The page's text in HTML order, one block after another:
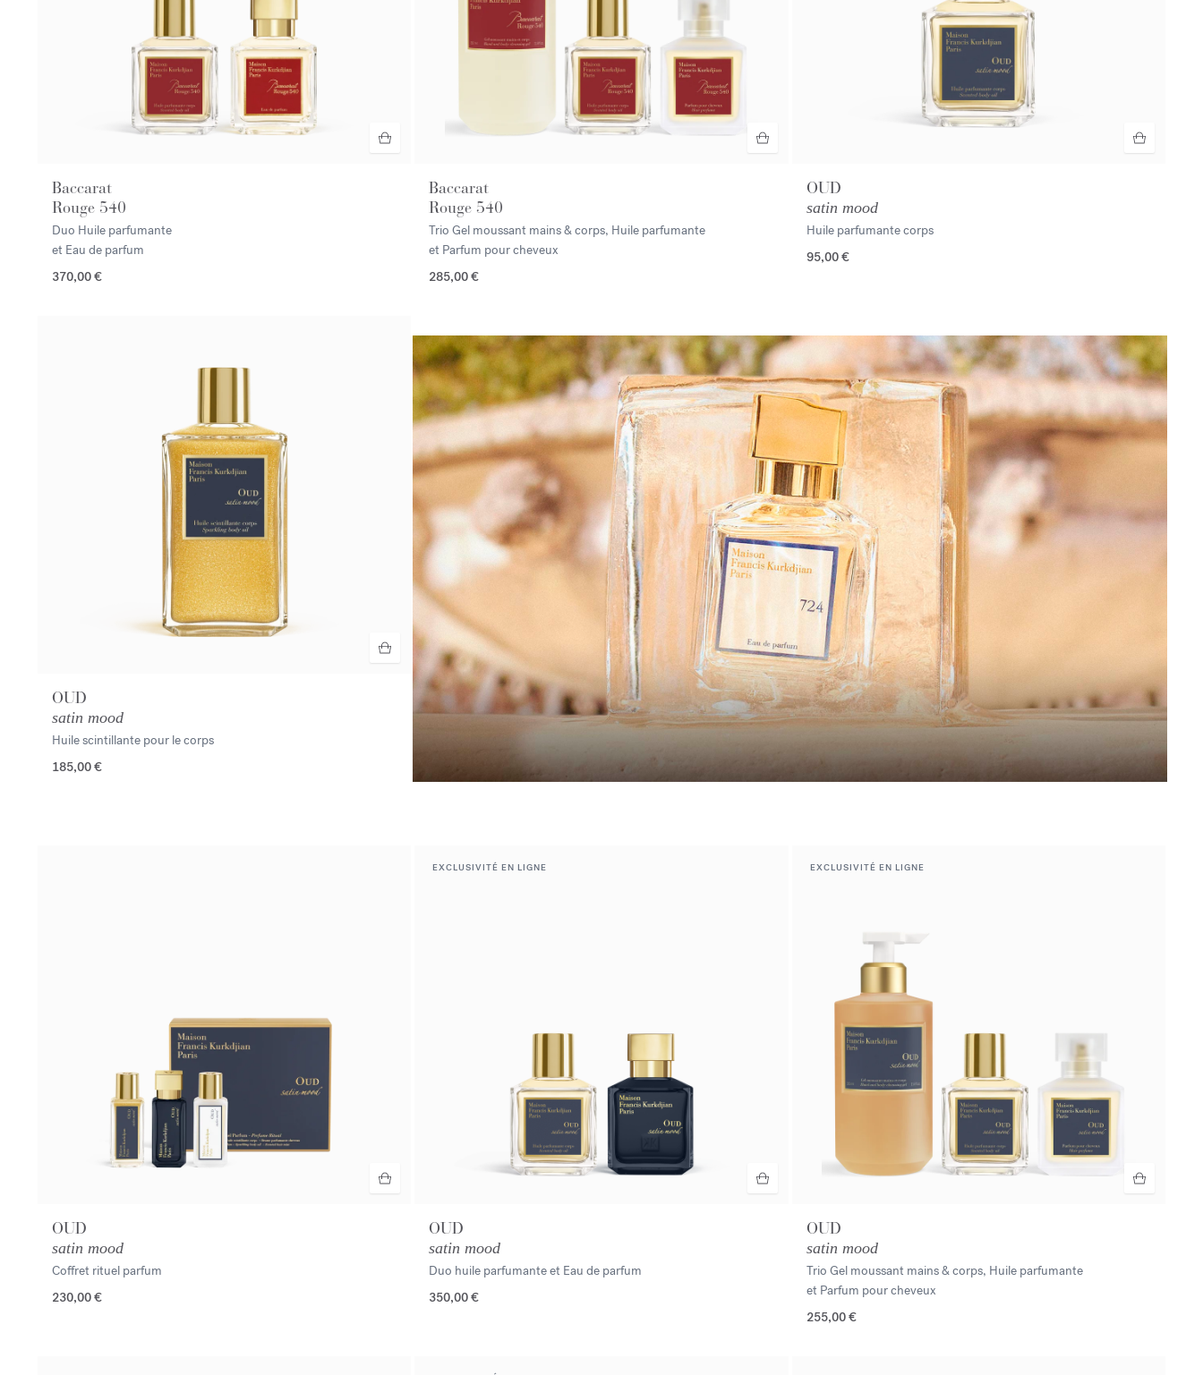
Baccarat
Rouge 540
Duo Huile parfumante
et Eau de parfum
370,00 €
Baccarat
Rouge 540
Trio Gel moussant mains & corps, Huile parfumante
et Parfum pour cheveux
285,00 €
OUD
satin mood
Huile parfumante corps
95,00 €
OUD
satin mood
Huile scintillante pour le corps
185,00 €
<p><span style="color:#ffffff;">Découvrir la sélection</span></p>
OUD
satin mood
Coffret rituel parfum
230,00 €
EXCLUSIVITÉ EN LIGNE
OUD
satin mood
Duo huile parfumante et Eau de parfum
350,00 €
EXCLUSIVITÉ EN LIGNE
OUD
satin mood
Trio Gel moussant mains & corps, Huile parfumante
et Parfum pour cheveux
255,00 €